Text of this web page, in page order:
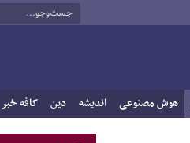
هوش مصنوعی اندیشه دین کافه خبر